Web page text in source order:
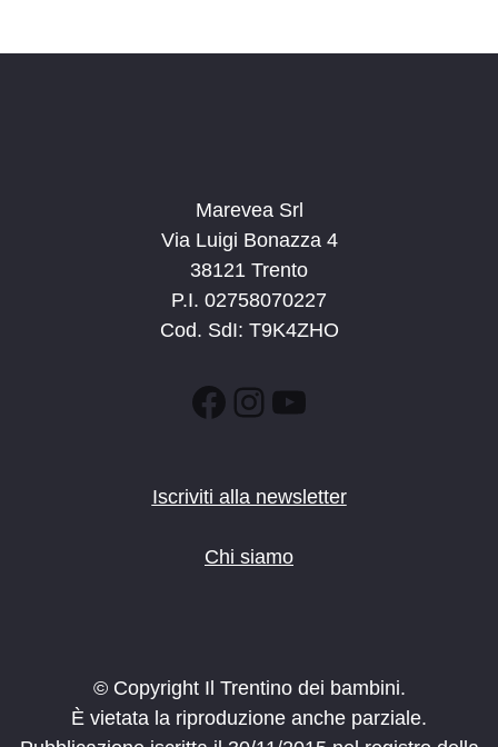
Marevea Srl
Via Luigi Bonazza 4
38121 Trento
P.I. 02758070227
Cod. SdI: T9K4ZHO
Facebook
Instagram
YouTube
Iscriviti alla newsletter
Chi siamo
© Copyright Il Trentino dei bambini.
È vietata la riproduzione anche parziale.